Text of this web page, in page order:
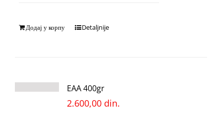
Додај у корпу Detaljnije
EAA 400gr
2.600,00 din.